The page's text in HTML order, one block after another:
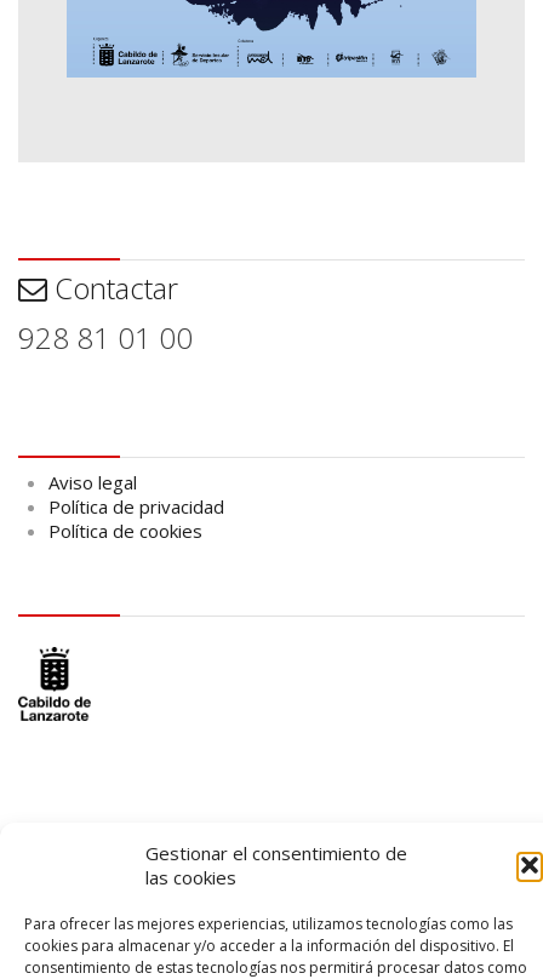
Gestionar el consentimiento de
las cookies
Para ofrecer las mejores experiencias, utilizamos tecnologías como las
cookies para almacenar y/o acceder a la información del dispositivo. El
consentimiento de estas tecnologías nos permitirá procesar datos como
Contactar
928 81 01 00
Aviso legal
Política de privacidad
Política de cookies